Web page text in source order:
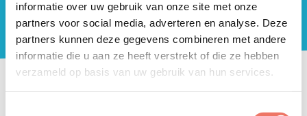
informatie over uw gebruik van onze site met onze
partners voor social media, adverteren en analyse. Deze
partners kunnen deze gegevens combineren met andere
informatie die u aan ze heeft verstrekt of die ze hebben
verzameld op basis van uw gebruik van hun services.
Zoeken
Zoeken Organisatie login
op je mail te reageren!
GA! HARDERWIJK IS EEN INITIATIEF